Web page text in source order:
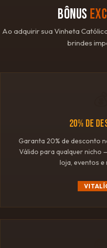
BÔNUS
Ao adquirir sua Vinheta
brindes
20% DE
Garanta 20% de desconto
Válido para qualquer nicho
loja, eventos e